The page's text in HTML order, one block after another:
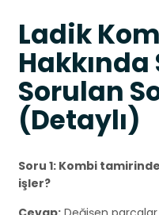
Ladik
Hakkında
Sorulan
(Detaylı)
Soru 1: Kombi
işler?